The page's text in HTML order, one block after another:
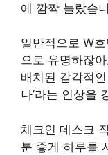
에 깜짝 놀랐습
일반적으로 W
으로 유명하잖
배치된 감각적
나’라는 인상을
체크인 데스크
분 좋게 하루를